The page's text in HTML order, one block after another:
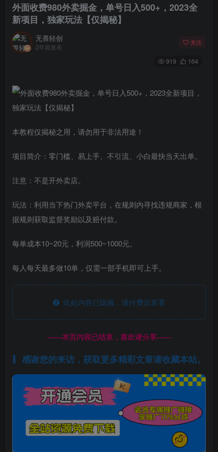
外面收费980外卖掘金，单号日入500+，2023全
新项目，独家玩法【仅揭秘】
无畏轻创
2年前发布
关注
919 164
本教程仅揭秘之用，请勿用于非法用途！
项目简介：零门槛、易上手、不引流、小白最快当天出单。
注意：不是开外卖店。
玩法：利用当下热门外卖平台，在规则内寻找违规商家，根
据规则获取监督奖励以及赔付款。
每单成本10~20元，利润500~1000元。
每人每天最多做10单，仅需一部手机即可上手。
此处内容已隐藏，请付费后查看
------本页内容已结束，喜欢请分享------
感谢您的来访，获取更多精彩文章请收藏本站。